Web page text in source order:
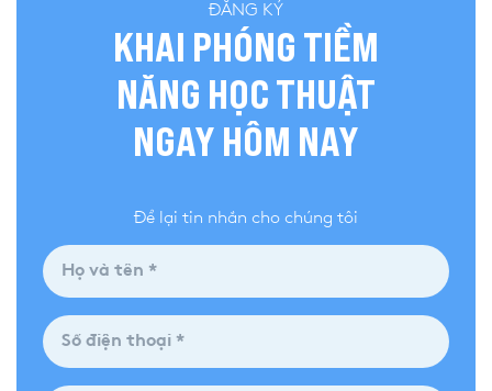
ĐĂNG KÝ
KHAI PHÓNG TIỀM
NĂNG HỌC THUẬT
NGAY HÔM NAY
Để lại tin nhắn cho chúng tôi